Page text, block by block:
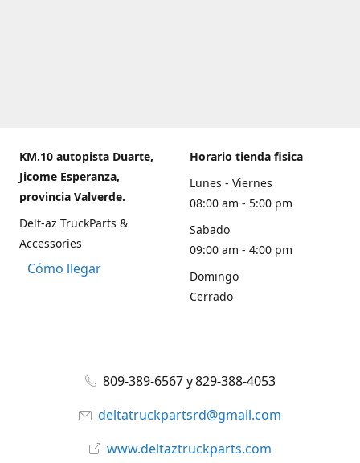
KM.10 autopista Duarte,
Jicome Esperanza,
provincia Valverde.
Delt-az TruckParts &
Accessories
Cómo llegar
Horario tienda fisica
Lunes - Viernes
08:00 am - 5:00 pm
Sabado
09:00 am - 4:00 pm
Domingo
Cerrado
809-389-6567 y 829-388-4053
deltatruckpartsrd@gmail.com
www.deltaztruckparts.com